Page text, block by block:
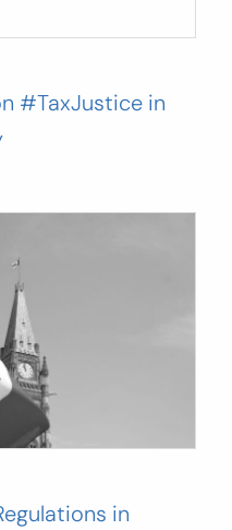
#TaxJustice in
in